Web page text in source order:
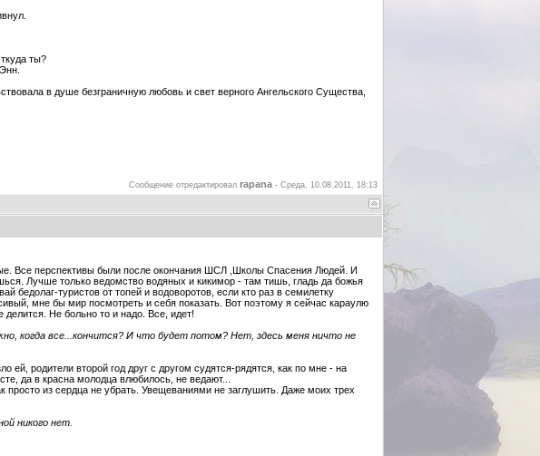
ты?
в душе безграничную любовь и свет верного Ангельского Существа,
Сообщение отредактировал rapana - Среда, 10.08.2011, 18:13
Все перспективы были после окончания ШСЛ ,Школы Спасения Людей. И
Лучше только ведомство водяных и кикимор - там тишь, гладь да божья
бедолаг-туристов от топей и водоворотов, если кто раз в семилетку
мне бы мир посмотреть и себя показать. Вот поэтому я сейчас караулю
Не больно то и надо. Все, идет!
когда все...кончится? И что будет потом? Нет, здесь меня ничто не
ей, родители второй год друг с другом судятся-рядятся, как по мне - на
да в красна молодца влюбилось, не ведают...
из сердца не убрать. Увещеваниями не заглушить. Даже моих трех
никого нет.